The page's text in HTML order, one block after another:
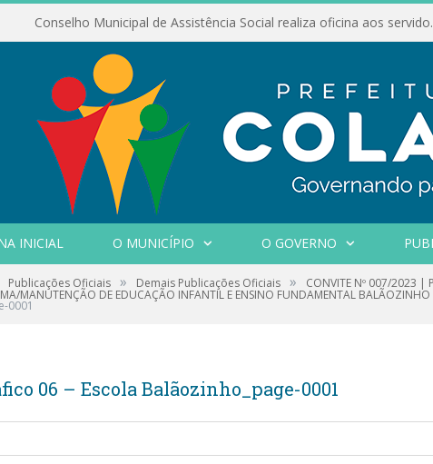
Conselho
INICIAL O MUNICÍPIO O GOVERNO
Publicações Oficiais » Demais Publicações Oficiais » CONVITE Nº 007/2023 |
MANUTENÇÃO DE EDUCAÇÃO INFANTIL E ENSINO FUNDAMENTAL
0001
06 – Escola Balãozinho_page-0001